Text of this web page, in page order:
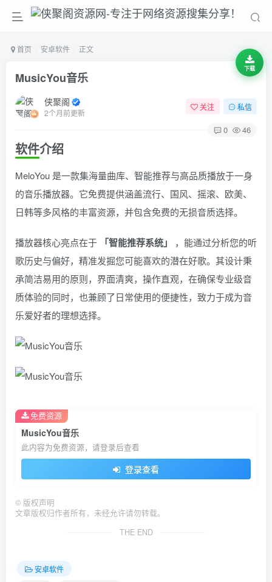
首页 安卓软件 正文
MusicYou音乐
侠聚阁
2个月前更新
关注 私信
0 46
软件介绍
MeloYou 是一款集海量曲库、智能推荐与高品质播放于一身
的音乐播放器。它免费提供涵盖流行、国风、摇滚、欧美、
日韩等多风格的丰富资源，并包含免费的无损音质选择。
播放器核心亮点在于 「智能推荐系统」
，能通过分析您的听
歌历史与偏好，精准发掘您可能喜欢的潜在好歌。其设计秉
承简洁易用的原则，界面清爽，操作直观，在确保专业级音
质体验的同时，也兼顾了日常使用的便捷性，致力于成为音
乐爱好者的理想选择。
MusicYou音乐
此内容为免费资源，请登录后查看
登录查看
免费资源
© 版权声明
文章版权归作者所有，未经允许请勿转载。
THE END
安卓软件
下载